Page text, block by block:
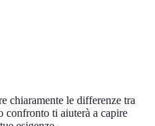
chiaramente le differenze tra
confronto ti aiuterà a capire